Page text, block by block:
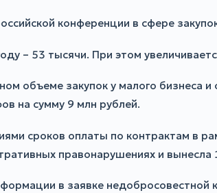
конференции в сфере
– 53 тысячи. При этом
объеме закупок у малого бизнеса
на сумму 9 млн рублей.
сроков оплаты по контрактам в
правонарушениях и вынесла
в заявке недобросовестной